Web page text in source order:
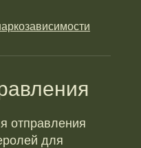
отправления
для